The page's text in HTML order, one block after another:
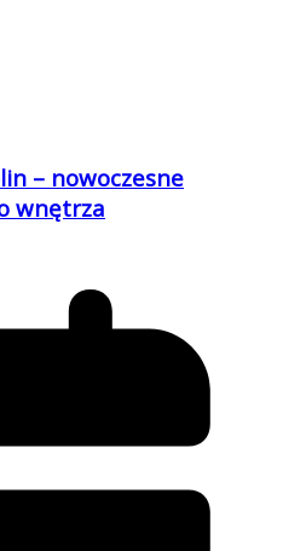
– nowoczesne
wnętrza